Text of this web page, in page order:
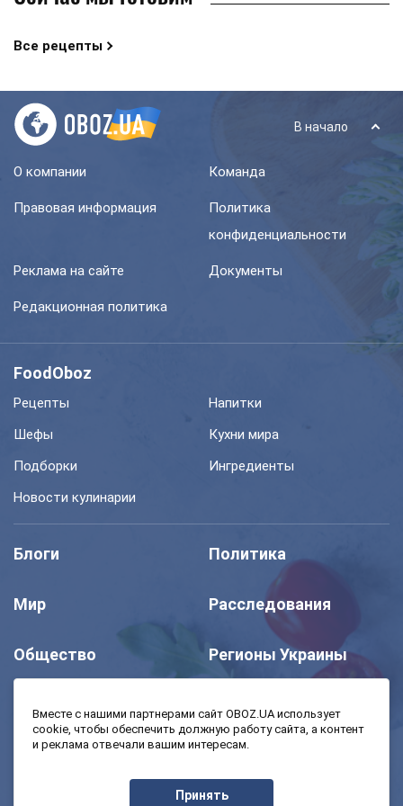
Все рецепты
В начало
О компании Команда
Правовая информация
Политика
конфиденциальности
Реклама на сайте Документы
Редакционная политика
FoodOboz
Рецепты
Напитки
Шефы
Кухни мира
Подборки
Ингредиенты
Новости кулинарии
Блоги Политика
Мир Расследования
Общество Регионы Украины
Моя школа Авто
Вместе с нашими партнерами сайт OBOZ.UA использует
cookie, чтобы обеспечить должную работу сайта, а контент
и реклама отвечали вашим интересам.
Принять